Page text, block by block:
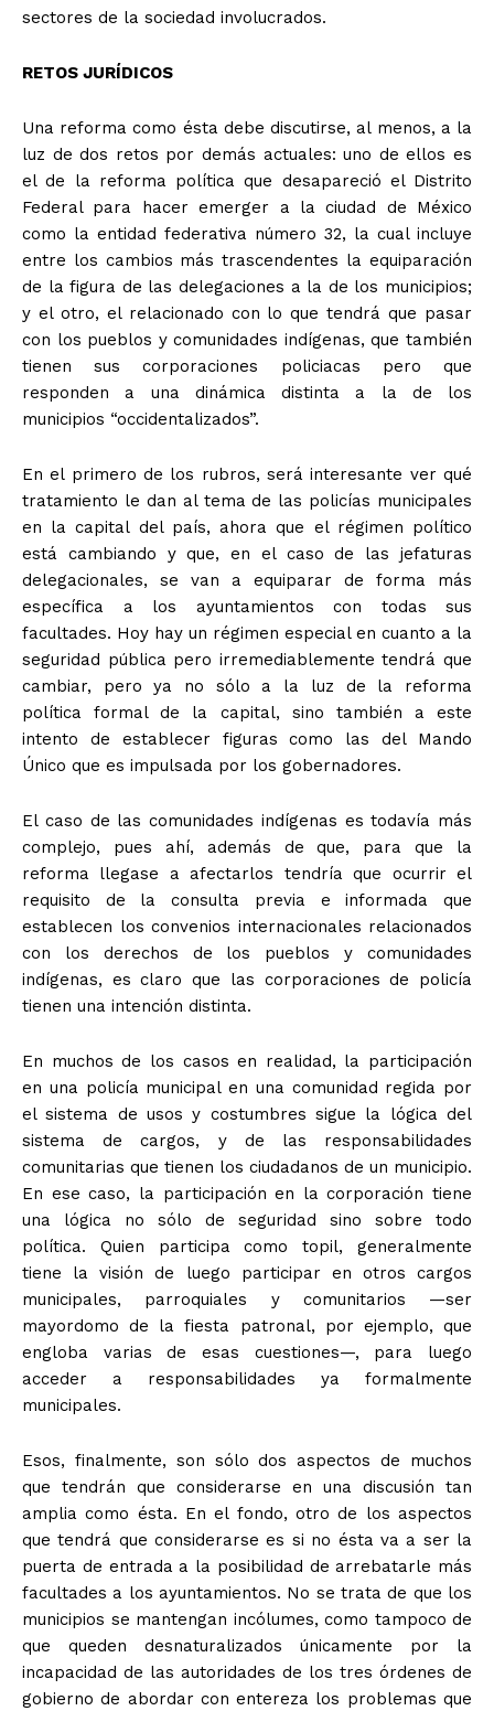
+ Todas las formas de lucha, potencialmente enlazadas
sectores de la sociedad involucrados.
RETOS JURÍDICOS
Una reforma como ésta debe discutirse, al menos, a la
luz de dos retos por demás actuales: uno de ellos es
el de la reforma política que desapareció el Distrito
Federal para hacer emerger a la ciudad de México
como la entidad federativa número 32, la cual incluye
entre los cambios más trascendentes la equiparación
de la figura de las delegaciones a la de los municipios;
y el otro, el relacionado con lo que tendrá que pasar
con los pueblos y comunidades indígenas, que también
tienen sus corporaciones policiacas pero que
responden a una dinámica distinta a la de los
municipios “occidentalizados”.
En el primero de los rubros, será interesante ver qué
tratamiento le dan al tema de las policías municipales
en la capital del país, ahora que el régimen político
está cambiando y que, en el caso de las jefaturas
delegacionales, se van a equiparar de forma más
específica a los ayuntamientos con todas sus
facultades. Hoy hay un régimen especial en cuanto a la
seguridad pública pero irremediablemente tendrá que
cambiar, pero ya no sólo a la luz de la reforma
política formal de la capital, sino también a este
intento de establecer figuras como las del Mando
Único que es impulsada por los gobernadores.
El caso de las comunidades indígenas es todavía más
complejo, pues ahí, además de que, para que la
reforma llegase a afectarlos tendría que ocurrir el
requisito de la consulta previa e informada que
establecen los convenios internacionales relacionados
con los derechos de los pueblos y comunidades
indígenas, es claro que las corporaciones de policía
tienen una intención distinta.
En muchos de los casos en realidad, la participación
en una policía municipal en una comunidad regida por
el sistema de usos y costumbres sigue la lógica del
sistema de cargos, y de las responsabilidades
comunitarias que tienen los ciudadanos de un municipio.
En ese caso, la participación en la corporación tiene
una lógica no sólo de seguridad sino sobre todo
política. Quien participa como topil, generalmente
tiene la visión de luego participar en otros cargos
municipales, parroquiales y comunitarios —ser
mayordomo de la fiesta patronal, por ejemplo, que
engloba varias de esas cuestiones—, para luego
acceder a responsabilidades ya formalmente
municipales.
Esos, finalmente, son sólo dos aspectos de muchos
que tendrán que considerarse en una discusión tan
amplia como ésta. En el fondo, otro de los aspectos
que tendrá que considerarse es si no ésta va a ser la
puerta de entrada a la posibilidad de arrebatarle más
facultades a los ayuntamientos. No se trata de que los
municipios se mantengan incólumes, como tampoco de
que queden desnaturalizados únicamente por la
incapacidad de las autoridades de los tres órdenes de
gobierno de abordar con entereza los problemas que